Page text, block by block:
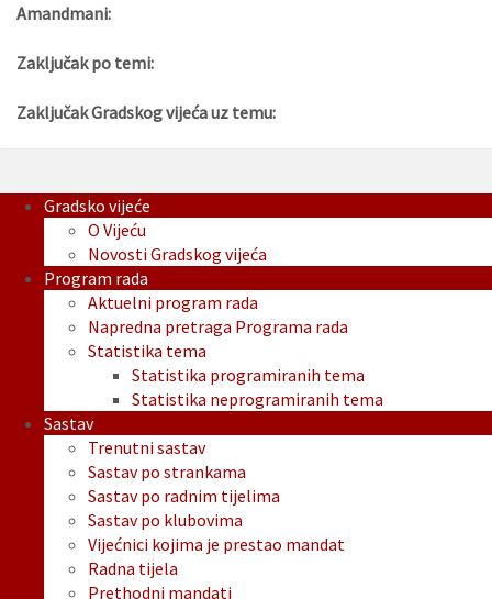
Amandmani:
Zaključak po temi:
Zaključak Gradskog vijeća uz temu:
Gradsko vijeće
O Vijeću
Novosti Gradskog vijeća
Program rada
Aktuelni program rada
Napredna pretraga Programa rada
Statistika tema
Statistika programiranih tema
Statistika neprogramiranih tema
Sastav
Trenutni sastav
Sastav po strankama
Sastav po radnim tijelima
Sastav po klubovima
Vijećnici kojima je prestao mandat
Radna tijela
Prethodni mandati